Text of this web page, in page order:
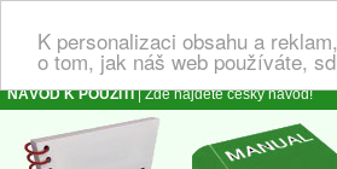
K personalizaci obsahu a
o tom, jak náš web používáte,
NÁVOD K POUŽITÍ| Zde najdete český návod!